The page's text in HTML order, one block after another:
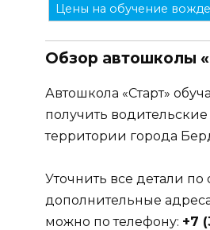
Цены на обучение
Обзор автошколы
Автошкола «Старт»
получить водительские
территории города
Уточнить все детали
дополнительные
можно по телефону: +7